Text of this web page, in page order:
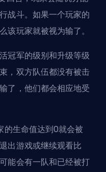
战斗。如果一个玩家的
该玩家就被视为输了。
冠军的级别和升级等级
，双方队伍都没有被击
了，他们都会相应地受
的生命值达到0就会被
出游戏或继续观看比
能会有一队和已经被打